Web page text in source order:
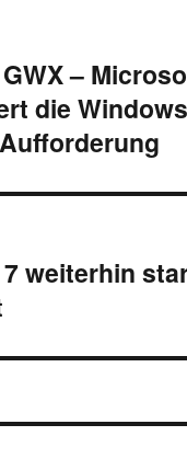
–
die
weiterhin